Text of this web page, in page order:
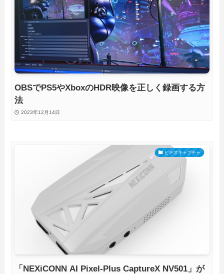
OBSでPS5やXboxのHDR映像を正しく録画する方
法
2023年12月14日
ビデオキャプチャ
「NEXiCONN AI Pixel-Plus CaptureX NV501」が